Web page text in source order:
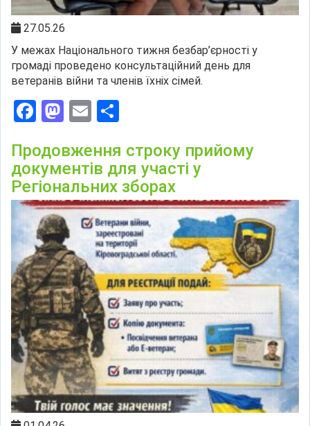
27.05.26
У межах Національного тижня безбар’єрності у
громаді проведено консультаційний день для
ветеранів війни та членів їхніх сімей.
Facebook
Mastodon
Email
Продовження строку прийому
документів для участі у
Регіональних зборах